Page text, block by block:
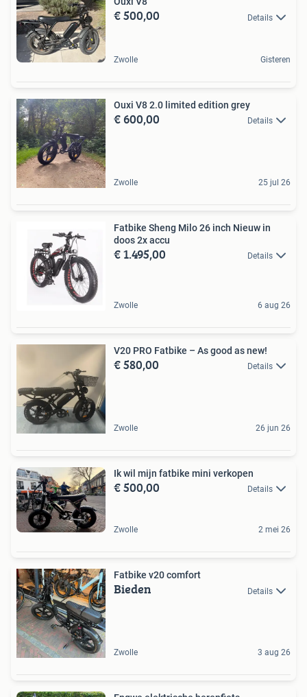
€ 500,00 Details
Zwolle Gisteren
Ouxi V8 2.0 limited edition grey
€ 600,00 Details
Zwolle 25 jul 26
Fatbike Sheng Milo 26 inch Nieuw in
doos 2x accu
€ 1.495,00 Details
Zwolle 6 aug 26
V20 PRO Fatbike – As good as new!
€ 580,00 Details
Zwolle 26 jun 26
Ik wil mijn fatbike mini verkopen
€ 500,00 Details
Zwolle 2 mei 26
Fatbike v20 comfort
Bieden Details
Zwolle 3 aug 26